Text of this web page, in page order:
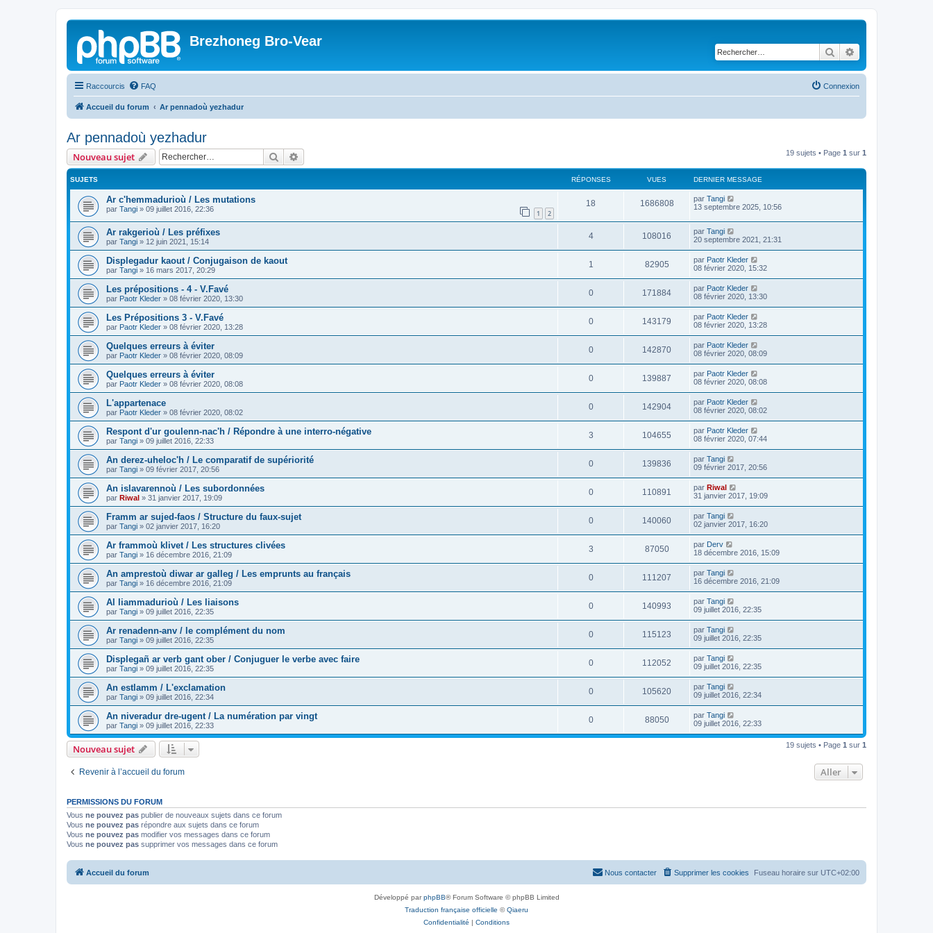
Brezhoneg Bro-Vear
Rechercher
Raccourcis FAQ Connexion
Accueil du forum Ar pennadoù yezhadur
Ar pennadoù yezhadur
Nouveau sujet Rechercher 19 sujets • Page 1 sur 1
SUJETS RÉPONSES VUES DERNIER MESSAGE
Ar c'hemmadurioù / Les mutations
par Tangi » 09 juillet 2016, 22:36 1 2
18 1686808 par Tangi
13 septembre 2025, 10:56
Ar rakgerioù / Les préfixes
par Tangi » 12 juin 2021, 15:14
4 108016 par Tangi
20 septembre 2021, 21:31
Displegadur kaout / Conjugaison de kaout
par Tangi » 16 mars 2017, 20:29
1 82905 par Paotr Kleder
08 février 2020, 15:32
Les prépositions - 4 - V.Favé
par Paotr Kleder » 08 février 2020, 13:30
0 171884 par Paotr Kleder
08 février 2020, 13:30
Les Prépositions 3 - V.Favé
par Paotr Kleder » 08 février 2020, 13:28
0 143179 par Paotr Kleder
08 février 2020, 13:28
Quelques erreurs à éviter
par Paotr Kleder » 08 février 2020, 08:09
0 142870 par Paotr Kleder
08 février 2020, 08:09
Quelques erreurs à éviter
par Paotr Kleder » 08 février 2020, 08:08
0 139887 par Paotr Kleder
08 février 2020, 08:08
L'appartenace
par Paotr Kleder » 08 février 2020, 08:02
0 142904 par Paotr Kleder
08 février 2020, 08:02
Respont d'ur goulenn-nac'h / Répondre à une interro-négative
par Tangi » 09 juillet 2016, 22:33
3 104655 par Paotr Kleder
08 février 2020, 07:44
An derez-uheloc'h / Le comparatif de supériorité
par Tangi » 09 février 2017, 20:56
0 139836 par Tangi
09 février 2017, 20:56
An islavarennoù / Les subordonnées
par Riwal » 31 janvier 2017, 19:09
0 110891 par Riwal
31 janvier 2017, 19:09
Framm ar sujed-faos / Structure du faux-sujet
par Tangi » 02 janvier 2017, 16:20
0 140060 par Tangi
02 janvier 2017, 16:20
Ar frammoù klivet / Les structures clivées
par Tangi » 16 décembre 2016, 21:09
3 87050 par Derv
18 décembre 2016, 15:09
An amprestoù diwar ar galleg / Les emprunts au français
par Tangi » 16 décembre 2016, 21:09
0 111207 par Tangi
16 décembre 2016, 21:09
Al liammadurioù / Les liaisons
par Tangi » 09 juillet 2016, 22:35
0 140993 par Tangi
09 juillet 2016, 22:35
Ar renadenn-anv / le complément du nom
par Tangi » 09 juillet 2016, 22:35
0 115123 par Tangi
09 juillet 2016, 22:35
Displegañ ar verb gant ober / Conjuguer le verbe avec faire
par Tangi » 09 juillet 2016, 22:35
0 112052 par Tangi
09 juillet 2016, 22:35
An estlamm / L'exclamation
par Tangi » 09 juillet 2016, 22:34
0 105620 par Tangi
09 juillet 2016, 22:34
An niveradur dre-ugent / La numération par vingt
par Tangi » 09 juillet 2016, 22:33
0 88050 par Tangi
09 juillet 2016, 22:33
Nouveau sujet 19 sujets • Page 1 sur 1
Revenir à l’accueil du forum Aller
PERMISSIONS DU FORUM
Vous ne pouvez pas publier de nouveaux sujets dans ce forum
Vous ne pouvez pas répondre aux sujets dans ce forum
Vous ne pouvez pas modifier vos messages dans ce forum
Vous ne pouvez pas supprimer vos messages dans ce forum
Accueil du forum Fuseau horaire sur UTC+02:00
Supprimer les cookies
Nous contacter
Développé parphpBB® Forum Software © phpBB Limited
Traduction française officielle ©Qiaeru
Confidentialité | Conditions